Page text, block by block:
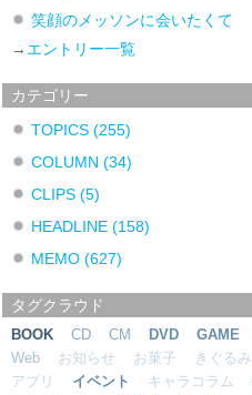
笑顔のメッソンに会いたくて
→ エントリー一覧
カテゴリー
TOPICS(255)
COLUMN(34)
CLIPS(5)
HEADLINE(158)
MEMO(627)
タグクラウド
BOOK CD CM DVD GAME
Web
お知らせ お菓子 きぐるみ
アプリ
イベント キャラコラム